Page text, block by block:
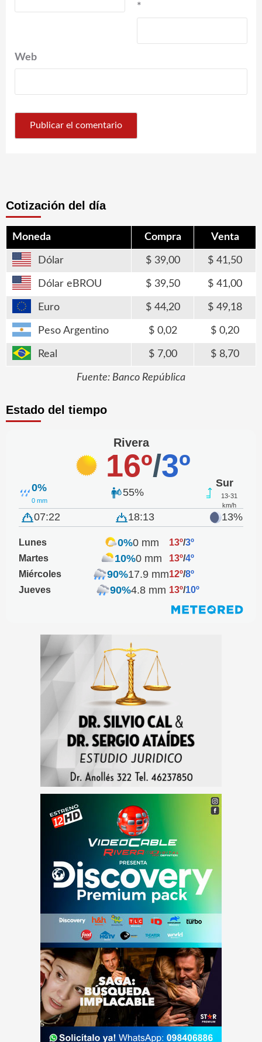
*
Web
Cotización del día
Moneda Compra Venta
Dólar 39,00 41,50
Dólar eBROU 39,50 41,00
Euro 44,20 49,18
Peso Argentino 0,02 0,20
Real 7,00 8,70
Fuente: Banco República
Estado del tiempo
Rivera
16º/3º
0%
0 mm
55%
Sur
13-31
km/h
07:22 18:13 13%
Lunes 0%0 mm 13º/3º
Martes
10%0 mm 13º/4º
Miércoles
90%17.9 mm12º/8º
Jueves
90%4.8 mm 13º/10º